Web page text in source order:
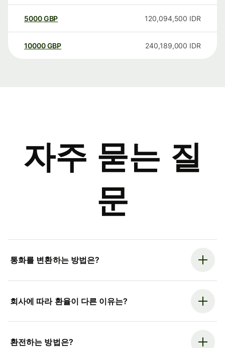
5000GBP 120,094,500 IDR
10000 GBP 240,189,000 IDR
자주 묻는 질
문
통화를 변환하는 방법은?
회사에 따라 환율이 다른 이유는?
환전하는 방법은?